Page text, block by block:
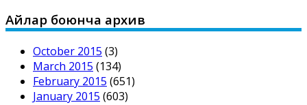
Айлар боюнча архив
October 2015 (3)
March 2015 (134)
February 2015 (651)
January 2015 (603)